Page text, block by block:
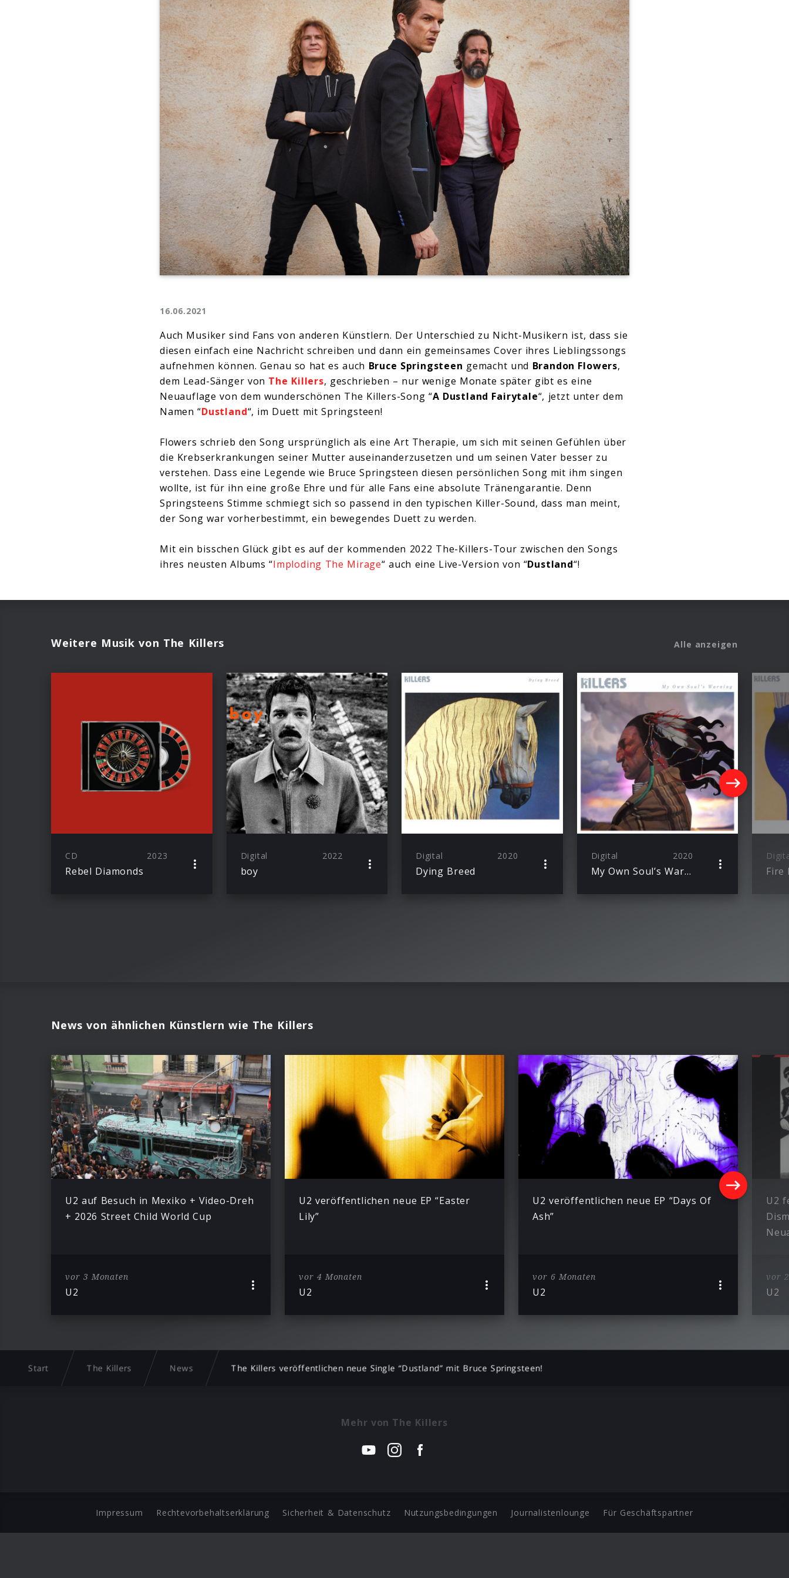
16.06.2021
Auch Musiker sind Fans von anderen Künstlern. Der Unterschied zu Nicht-Musikern ist, dass sie
diesen einfach eine Nachricht schreiben und dann ein gemeinsames Cover ihres Lieblingssongs
aufnehmen können. Genau so hat es auch Bruce Springsteen gemacht und Brandon Flowers,
dem Lead-Sänger von The Killers, geschrieben – nur wenige Monate später gibt es eine
Neuauflage von dem wunderschönen The Killers-Song “A Dustland Fairytale“, jetzt unter dem
Namen “Dustland“, im Duett mit Springsteen!
Flowers schrieb den Song ursprünglich als eine Art Therapie, um sich mit seinen Gefühlen über
die Krebserkrankungen seiner Mutter auseinanderzusetzen und um seinen Vater besser zu
verstehen. Dass eine Legende wie Bruce Springsteen diesen persönlichen Song mit ihm singen
wollte, ist für ihn eine große Ehre und für alle Fans eine absolute Tränengarantie. Denn
Springsteens Stimme schmiegt sich so passend in den typischen Killer-Sound, dass man meint,
der Song war vorherbestimmt, ein bewegendes Duett zu werden.
Mit ein bisschen Glück gibt es auf der kommenden 2022 The-Killers-Tour zwischen den Songs
ihres neusten Albums “Imploding The Mirage“ auch eine Live-Version von “Dustland“!
Weitere Musik von The Killers Alle anzeigen
CD 2023
Rebel Diamonds
Digital 2022
boy
Digital 2020
Dying Breed
Digital 2020
My Own Soul’s Warning Fire
News von ähnlichen Künstlern wie The Killers
U2 auf Besuch in Mexiko + Video-Dreh
+ 2026 Street Child World Cup
vor 3 Monaten
U2
U2 veröffentlichen neue EP “Easter
Lily”
vor 4 Monaten
U2
U2 veröffentlichen neue EP “Days Of
Ash”
vor 6 Monaten
U2
U2
vor
U2
Start The Killers News The Killers veröffentlichen neue Single “Dustland” mit Bruce Springsteen!
Mehr von The Killers
Impressum Rechtevorbehaltserklärung Sicherheit & Datenschutz Nutzungsbedingungen Journalistenlounge Für Geschäftspartner